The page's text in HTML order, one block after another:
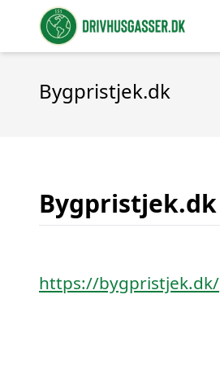
Bygpristjek.dk
Bygpristjek.dk
https://bygpristjek.dk/